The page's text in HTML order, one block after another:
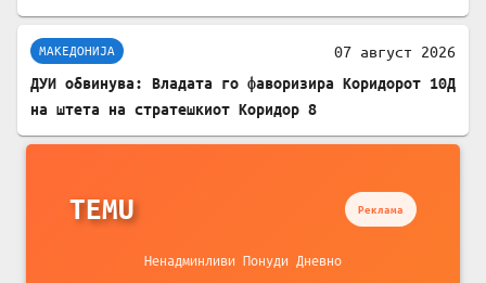
МАКЕДОНИЈА 07 август 2026
ДУИ обвинува: Владата го фаворизира Коридорот 10Д
на штета на стратешкиот Коридор 8
TEMU Реклама
Ненадминливи Понуди Дневно